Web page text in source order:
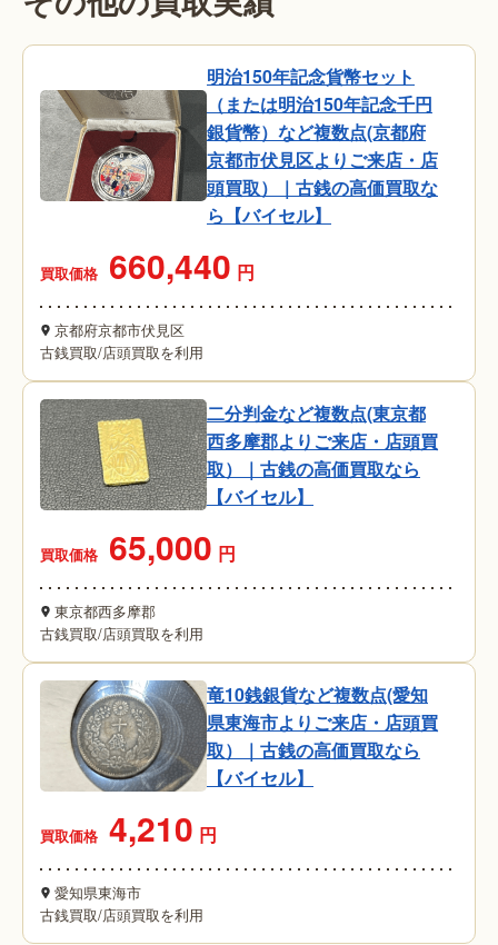
明治150年記念貨幣セット
（または明治150年記念千円
銀貨幣）など複数点(京都府
京都市伏見区よりご来店・店
頭買取）｜古銭の高価買取な
ら【バイセル】
買取価格 660,440 円
京都府京都市伏見区
古銭買取/店頭買取を利用
二分判金など複数点(東京都
西多摩郡よりご来店・店頭買
取）｜古銭の高価買取なら
【バイセル】
買取価格 65,000 円
東京都西多摩郡
古銭買取/店頭買取を利用
竜10銭銀貨など複数点(愛知
県東海市よりご来店・店頭買
取）｜古銭の高価買取なら
【バイセル】
買取価格 4,210 円
愛知県東海市
古銭買取/店頭買取を利用